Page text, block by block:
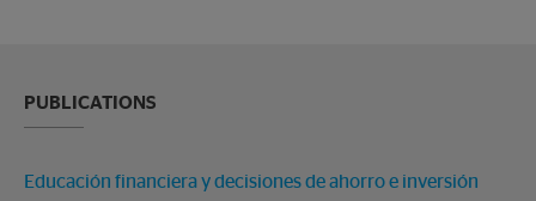
PUBLICATIONS
Educación financiera y decisiones de ahorro e inversión